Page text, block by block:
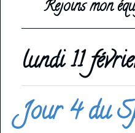
Rejoins mon
lundi 11
Jour 4 du